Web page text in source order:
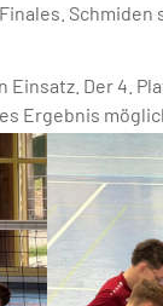
Der 4.
Ergebnis